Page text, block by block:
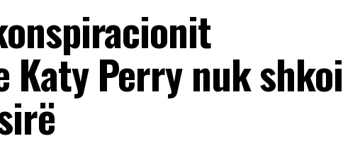
Katy Perry nuk shkoi